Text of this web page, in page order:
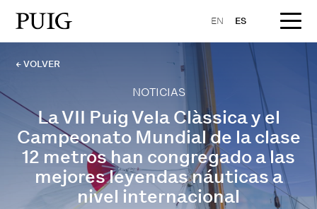
EN ES
← VOLVER
NOTICIAS
La VII Puig Vela Clàssica y el
Campeonato Mundial de la clase
12 metros han congregado a las
mejores leyendas náuticas a
nivel internacional